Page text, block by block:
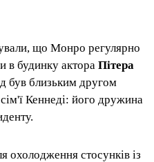
що Монро регулярно
в будинку актора Пітера
був близьким другом
Кеннеді: його дружина
охолодження стосунків із